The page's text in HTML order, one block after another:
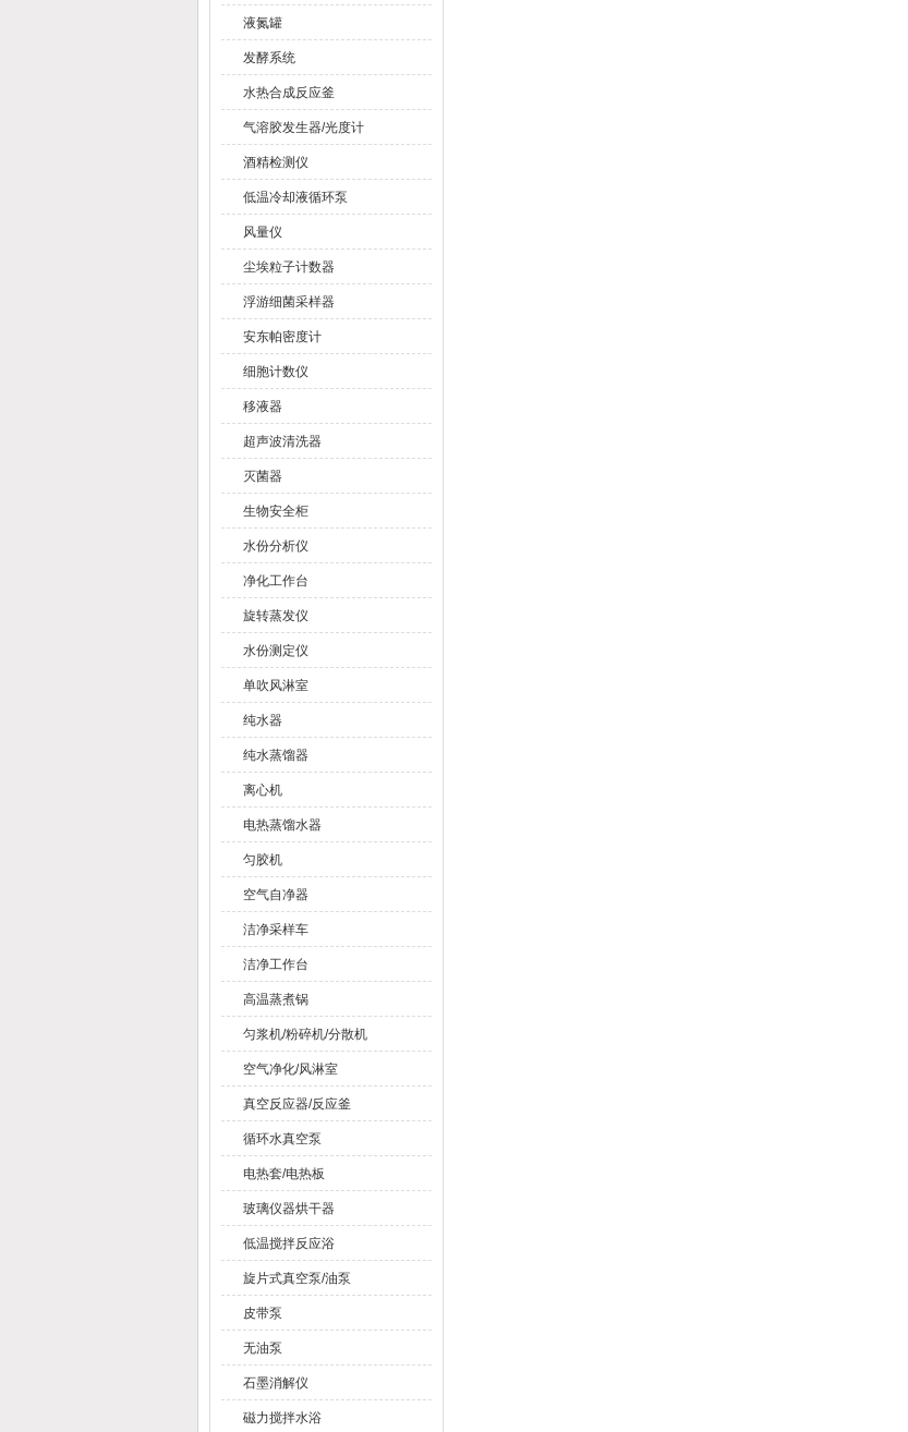
液氮罐
发酵系统
水热合成反应釜
气溶胶发生器/光度计
酒精检测仪
低温冷却液循环泵
风量仪
尘埃粒子计数器
浮游细菌采样器
安东帕密度计
细胞计数仪
移液器
超声波清洗器
灭菌器
生物安全柜
水份分析仪
净化工作台
旋转蒸发仪
水份测定仪
单吹风淋室
纯水器
纯水蒸馏器
离心机
电热蒸馏水器
匀胶机
空气自净器
洁净采样车
洁净工作台
高温蒸煮锅
匀浆机/粉碎机/分散机
空气净化/风淋室
真空反应器/反应釜
循环水真空泵
电热套/电热板
玻璃仪器烘干器
低温搅拌反应浴
旋片式真空泵/油泵
皮带泵
无油泵
石墨消解仪
磁力搅拌水浴